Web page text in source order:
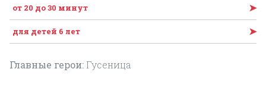
от 20 до 30 минут ➤
для детей 6 лет ➤
Главные герои: Гусеница